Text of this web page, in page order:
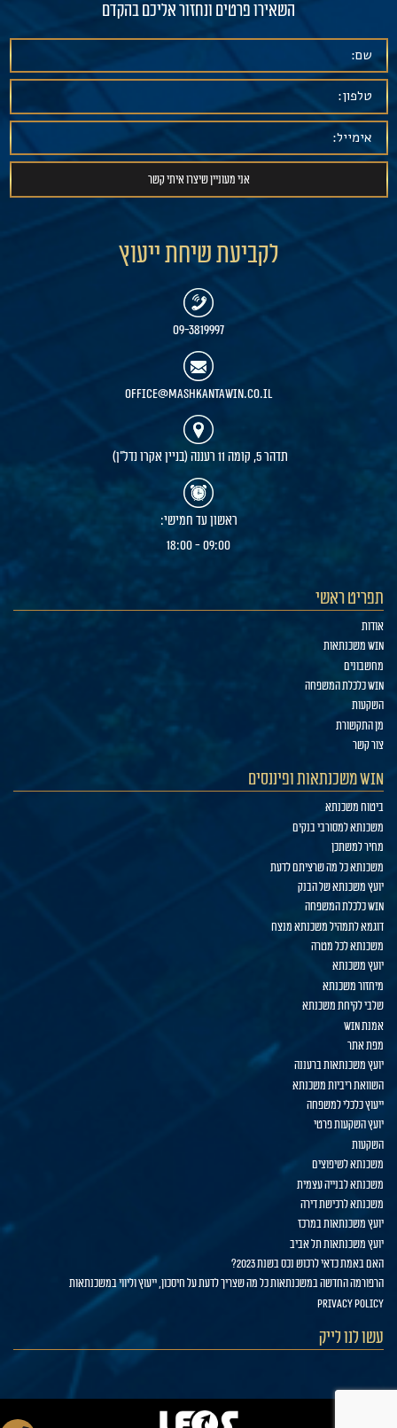
השאירו פרטים ונחזור אליכם בהקדם
לקביעת שיחת ייעוץ
09-3819997
office@mashkantawin.co.il
תדהר 5, קומה 11 רעננה (בניין אקרו נדל"ן)
ראשון עד חמישי:
09:00 - 18:00
תפריט ראשי
אודות
WIN משכנתאות
מחשבונים
WIN כלכלת המשפחה
השקעות
מן התקשורת
צור קשר
WIN משכנתאות ופיננסים
ביטוח משכנתא
משכנתא למסורבי בנקים
מחיר למשתכן
משכנתא כל מה שרציתם לדעת
יועץ משכנתא של הבנק
WIN כלכלת המשפחה
דוגמא לתמהיל משכנתא מנצח
משכנתא לכל מטרה
יועץ משכנתא
מיחזור משכנתא
שלבי לקיחת משכנתא
אמנת WIN
מפת אתר
יועץ משכנתאות ברעננה
השוואת ריביות משכנתא
ייעוץ כלכלי למשפחה
יועץ השקעות פרטי
השקעות
משכנתא לשיפוצים
משכנתא לבנייה עצמית
משכנתא לרכישת דירה
יועץ משכנתאות במרכז
יועץ משכנתאות תל אביב
האם באמת כדאי לרכוש נכס בשנת 2023?
הרפורמה החדשה במשכנתאות כל מה שצריך לדעת על חיסכון, ייעוץ וליווי במשכנתאות
privacy policy
עשו לנו לייק